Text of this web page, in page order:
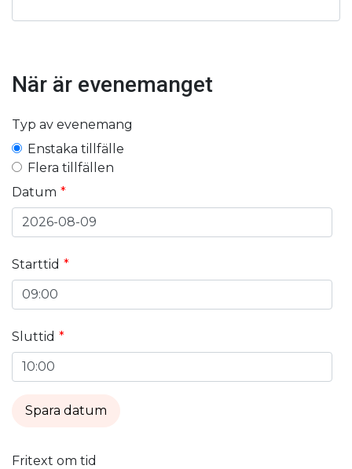
När är evenemanget
Typ av evenemang
Enstaka tillfälle
Flera tillfällen
Datum
Starttid
Sluttid
Spara datum
Fritext om tid